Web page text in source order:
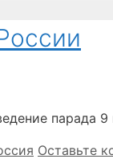
Оставьте